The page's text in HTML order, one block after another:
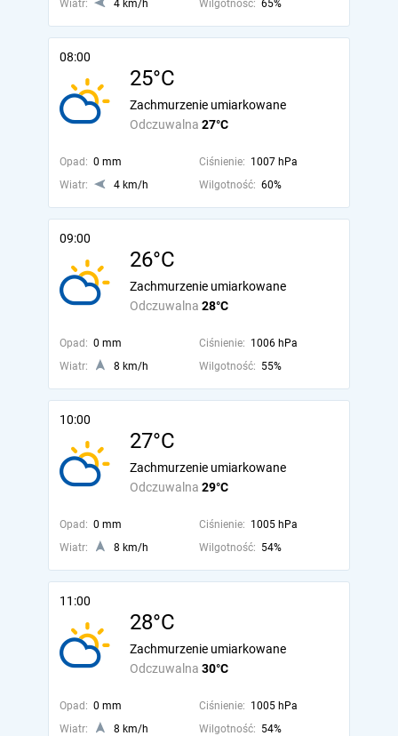
Wiatr: 4 km/h Wilgotność: 65%
08:00
25°C
Odczuwalna 27°C
Zachmurzenie umiarkowane
Opad: 0 mm Ciśnienie: 1007 hPa
Wiatr:
4 km/h Wilgotność: 60%
09:00
26°C
Odczuwalna 28°C
Zachmurzenie umiarkowane
Opad: 0 mm Ciśnienie: 1006 hPa
Wiatr:
8 km/h Wilgotność: 55%
10:00
27°C
Odczuwalna 29°C
Zachmurzenie umiarkowane
Opad: 0 mm Ciśnienie: 1005 hPa
Wiatr:
8 km/h Wilgotność: 54%
11:00
28°C
Odczuwalna 30°C
Zachmurzenie umiarkowane
Opad: 0 mm Ciśnienie: 1005 hPa
Wiatr:
8 km/h Wilgotność: 54%